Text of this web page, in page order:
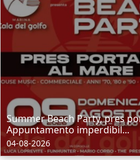
Summer Beach Party, pres
Appuntamento imperdibil...
04-08-2026